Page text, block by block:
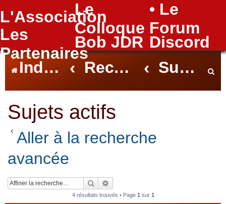
L'Association
Le
Colloque
• Le
Forum
Les
Partenaires
Bob JDR Discord
FAQ
Index du forum Rechercher Sujets actifs
Sujets actifs
Aller à la recherche
avancée
Rechercher
4 résultats trouvés • Page 1 sur 1